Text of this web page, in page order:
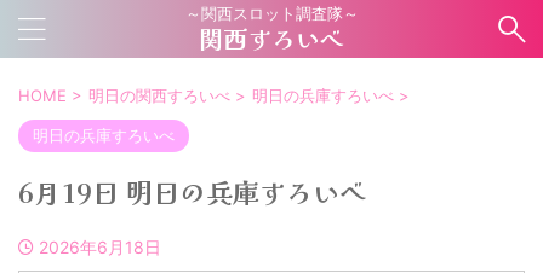
～関西スロット調査隊～
関西すろいべ
HOME > 明日の関西すろいべ > 明日の兵庫すろいべ >
明日の兵庫すろいべ
6月19日 明日の兵庫すろいべ
2026年6月18日